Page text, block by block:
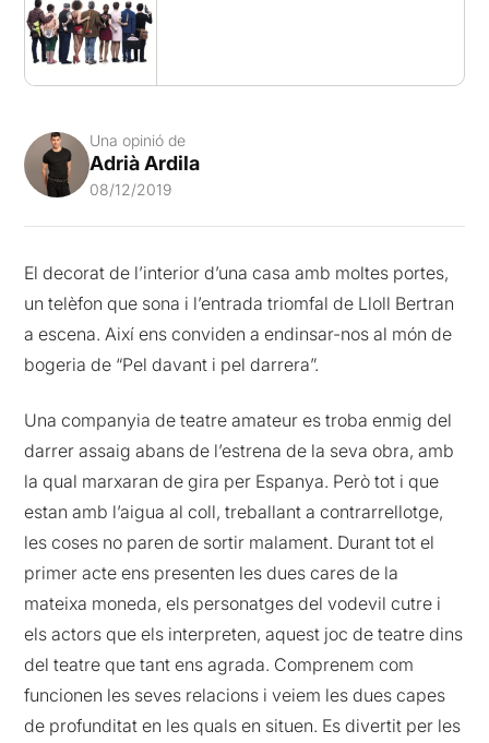
Una opinió de
Adrià Ardila
08/12/2019
El decorat de l’interior d’una casa amb moltes portes,
un telèfon que sona i l’entrada triomfal de Lloll Bertran
a escena. Així ens conviden a endinsar-nos al món de
bogeria de “Pel davant i pel darrera”.
Una companyia de teatre amateur es troba enmig del
darrer assaig abans de l’estrena de la seva obra, amb
la qual marxaran de gira per Espanya. Però tot i que
estan amb l’aigua al coll, treballant a contrarrellotge,
les coses no paren de sortir malament. Durant tot el
primer acte ens presenten les dues cares de la
mateixa moneda, els personatges del vodevil cutre i
els actors que els interpreten, aquest joc de teatre dins
del teatre que tant ens agrada. Comprenem com
funcionen les seves relacions i veiem les dues capes
de profunditat en les quals en situen. Es divertit per les